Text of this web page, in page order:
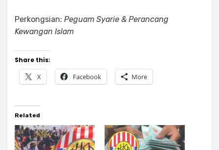
Perkongsian: Peguam Syarie & Perancang
Kewangan Islam
Share this:
X Facebook More
Related